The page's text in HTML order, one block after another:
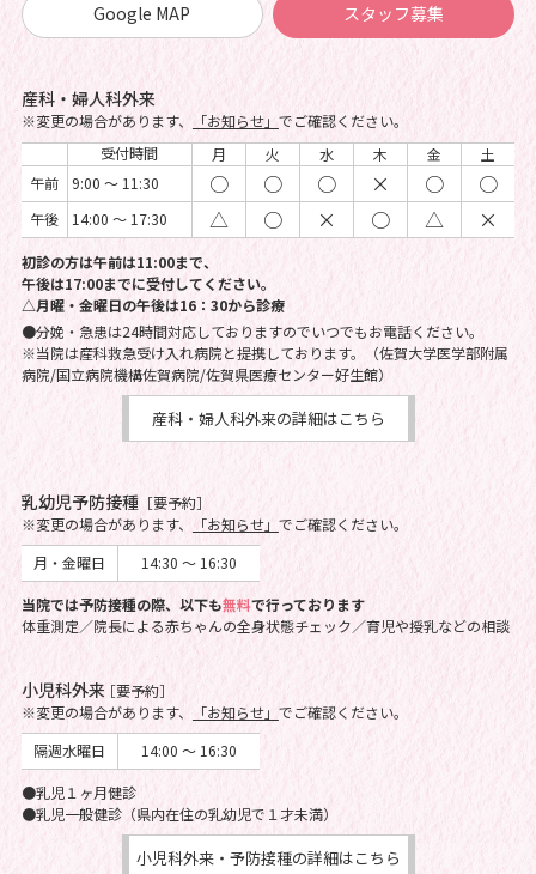
Google MAP スタッフ募集
産科・婦人科外来
※変更の場合があります、 「お知らせ」 でご確認ください。
受付時間
月 火 水 木 金
土
午前
9:00 ～ 11:30 ○ ○ ○ × ○ ○
午後 14:00 ～ 17:30 △ ○ × ○ △ ×
初診の方は午前は11:00まで、
午後は17:00までに受付してください。
△月曜・金曜日の午後は16：30から診療
●分娩・急患は24時間対応しておりますのでいつでもお電話ください。
※当院は産科救急受け入れ病院と提携しております。（佐賀大学医学部附属
病院/国立病院機構佐賀病院/佐賀県医療センター好生館）
産科・婦人科外来の詳細はこちら
乳幼児予防接種［要予約］
※変更の場合があります、 「お知らせ」 でご確認ください。
月・金曜日
14:30 ～ 16:30
当院では予防接種の際、以下も無料で行っております
体重測定／院長による赤ちゃんの全身状態チェック／育児や授乳などの相談
小児科外来［要予約］
※変更の場合があります、
「お知らせ」 でご確認ください。
隔週水曜日
14:00 ～ 16:30
●乳児１ヶ月健診
●乳児一般健診（県内在住の乳幼児で１才未満）
小児科外来・予防接種の詳細はこちら